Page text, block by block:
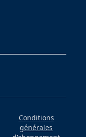
Conditions
générales